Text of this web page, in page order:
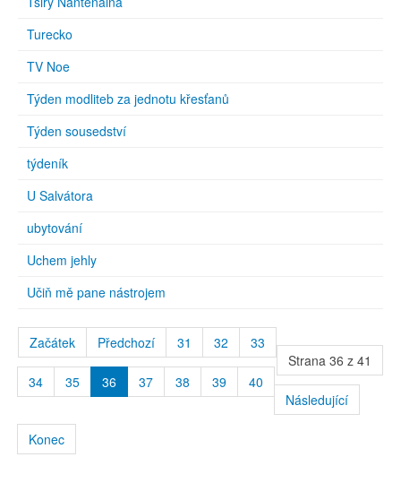
Turecko
TV Noe
Týden modliteb za jednotu křesťanů
Týden sousedství
týdeník
U Salvátora
ubytování
Uchem jehly
Učiň mě pane nástrojem
Strana 36 z 41
Začátek Předchozí 31 32 33
34 35 36 37 38 39
40
Následující
Konec